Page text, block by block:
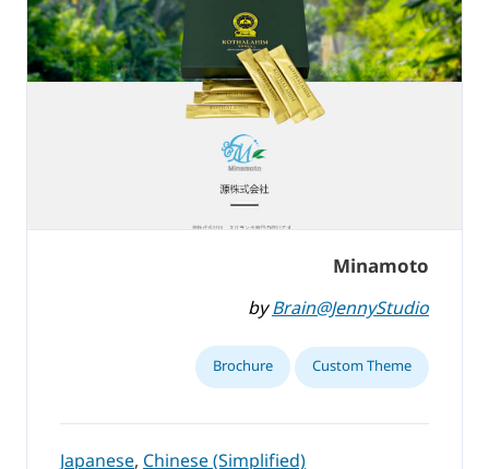
Minamoto
byBrain@JennyStudio
Custom Theme
Brochure
Japanese,Chinese (Simplified)